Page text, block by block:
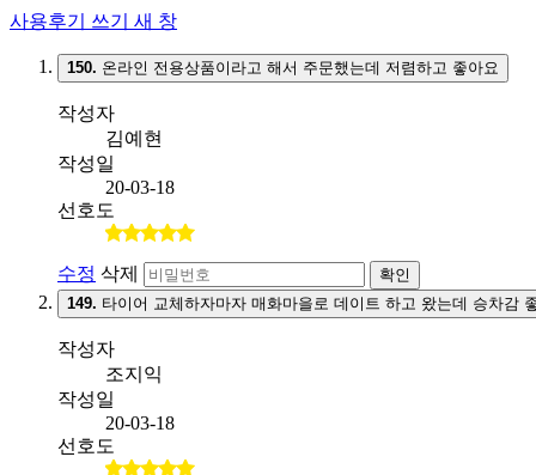
사용후기 쓰기 새 창
150. 온라인 전용상품이라고 해서 주문했는데 저렴하고 좋아요
작성자
김예현
작성일
20-03-18
선호도
수정 삭제
확인
149. 타이어 교체하자마자 매화마을로 데이트 하고 왔는데 승차감
작성자
조지익
작성일
20-03-18
선호도